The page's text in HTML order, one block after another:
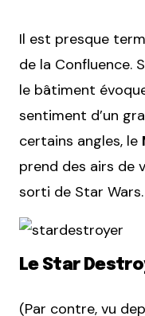
Il est presque
de la Confluence.
le bâtiment
sentiment d’un
certains angles, le
prend des airs de
sorti de Star
Le Star
(Par contre, vu